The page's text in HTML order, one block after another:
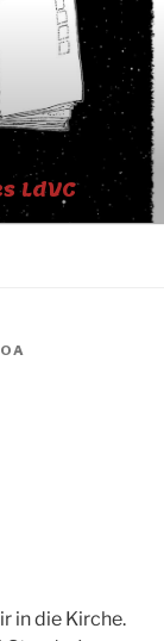
LdVC
in die Kirche.